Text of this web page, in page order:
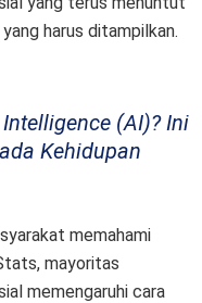
harus ditampilkan.
(AI)? Ini
Kehidupan
memahami
mayoritas
memengaruhi cara